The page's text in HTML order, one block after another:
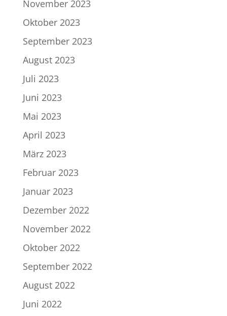
November 2023
Oktober 2023
September 2023
August 2023
Juli 2023
Juni 2023
Mai 2023
April 2023
März 2023
Februar 2023
Januar 2023
Dezember 2022
November 2022
Oktober 2022
September 2022
August 2022
Juni 2022